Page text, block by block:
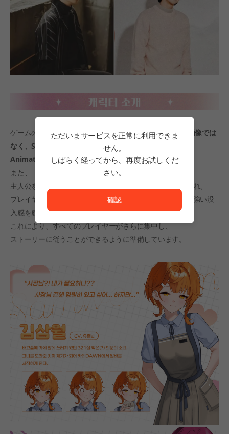
ゲームのスタンディングキャラクターはシンプルです
2D画像では
なく、Spine
Animationを活用してより鮮やかに実現になります。
また、
主人公を除く
が適用され、
プレイヤーはまるで実際の人物が目の前で会話するような強い没
入感を感じることができます。
これにより、すべてのプレイヤーがさらに集中し、
ストーリーに従うことができるように準備しています。
ただいまサービスを正常に利用できま
せん。
しばらく経ってから、再度お試しくだ
さい。
ただいまサービスを正常に利用できません。<br/>
確認